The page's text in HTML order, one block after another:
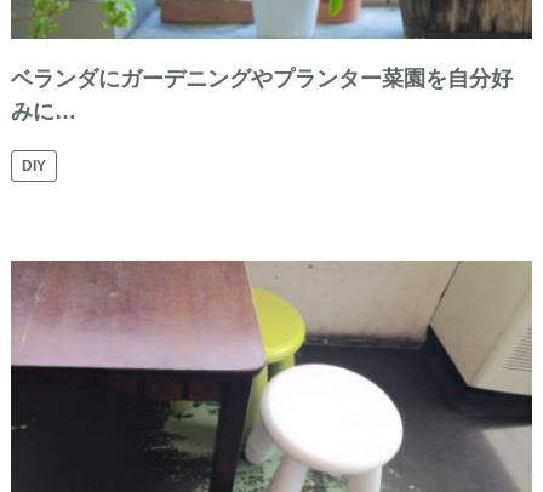
ベランダにガーデニングやプランター菜園を自分好
みに…
DIY